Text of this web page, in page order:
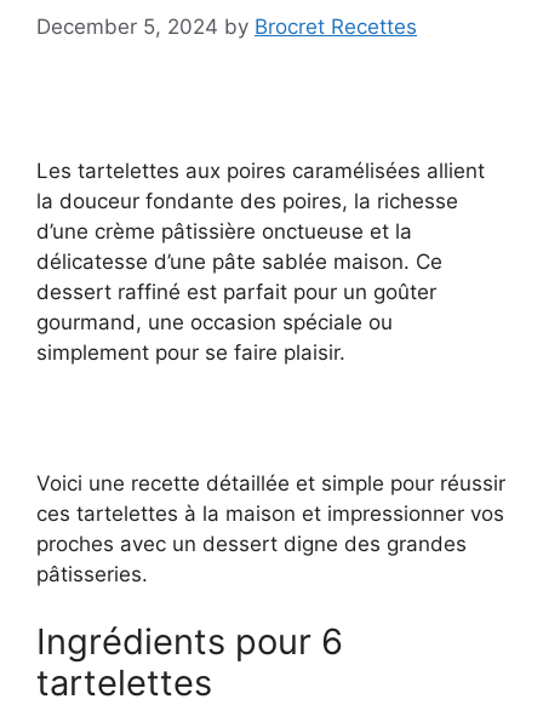
December 5, 2024 by Brocret Recettes
Les tartelettes aux poires caramélisées allient
la douceur fondante des poires, la richesse
d’une crème pâtissière onctueuse et la
délicatesse d’une pâte sablée maison. Ce
dessert raffiné est parfait pour un goûter
gourmand, une occasion spéciale ou
simplement pour se faire plaisir.
Voici une recette détaillée et simple pour réussir
ces tartelettes à la maison et impressionner vos
proches avec un dessert digne des grandes
pâtisseries.
Ingrédients pour 6
tartelettes